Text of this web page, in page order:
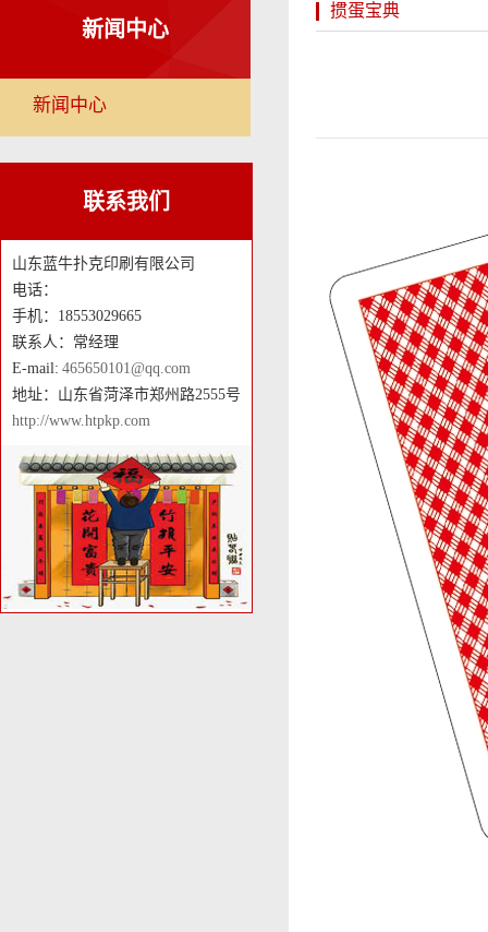
新闻中心
新闻中心
联系我们
山东蓝牛扑克印刷有限公司
电话：
手机：18553029665
联系人：常经理
E-mail: 465650101@qq.com
地址：山东省菏泽市郑州路2555号
http://www.htpkp.com
掼蛋宝典